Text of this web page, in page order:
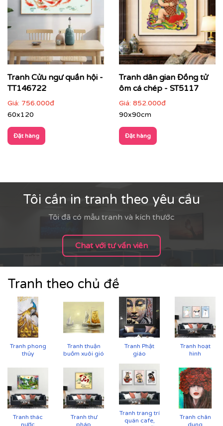
Một mẫu tranh cửu ngư quần hội do Printek sản xuất
từng chi tiết nhỏ nhất của bức tranh, mang đến cho
bạn một sản phẩm hoàn hảo.
Printek còn hỗ trợ tư vấn miễn phí để giúp bạn chọn
được bức tranh phù hợp nhất với không gian và sở
thích của mình. Đặc biệt, chúng tôi còn cung cấp dịch
vụ vận chuyển trên toàn quốc, giúp bạn tiết kiệm thời
gian và công sức.
Tranh Cửu ngư quần hội -
TT146722
Giá: 756.000đ
60x120
Đặt hàng
Tranh dân gian Đồng tử
ôm cá chép - ST5117
Giá: 852.000đ
90x90cm
Đặt hàng
Tôi cần in tranh theo yêu cầu
Tôi đã có mẫu tranh và kích thước
Chat với tư vấn viên
Tranh theo chủ đề
Tranh phong
thủy
Tranh thuận
buồm xuôi gió
Tranh Phật
giáo
Tranh hoạt
hình
Tranh thác
nước
Tranh thư
pháp
Tranh trang trí
quán cafe,
Tranh chân
dung